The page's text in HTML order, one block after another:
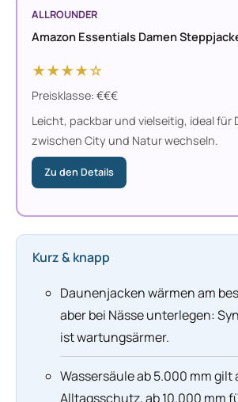
ALLROUNDER
Amazon Essentials Damen
★★★★☆
Preisklasse: €€€
Leicht, packbar und vielseitig, ideal für
zwischen City und Natur wechseln.
Zu den Details
Kurz & knapp
Daunenjacken wärmen am
aber bei Nässe unterlegen:
ist wartungsärmer.
Wassersäule ab 5.000 mm gilt
Alltagsschutz, ab 10.000 mm